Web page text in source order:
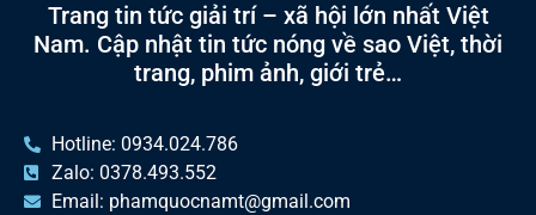
Trang tin tức giải trí – xã hội lớn nhất Việt
Nam. Cập nhật tin tức nóng về sao Việt, thời
trang, phim ảnh, giới trẻ…
Hotline: 0934.024.786
Zalo: 0378.493.552
Email: phamquocnamt@gmail.com